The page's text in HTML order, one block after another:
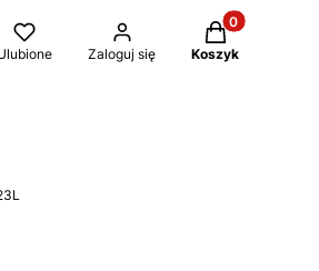
Zaloguj się
Produkty w
Koszyk